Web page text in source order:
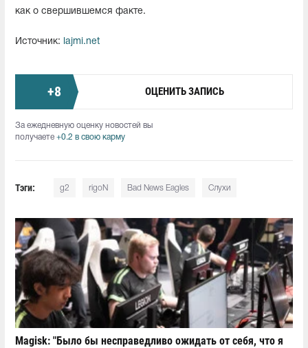
как о свершившемся факте.
Источник: lajmi.net
+8 ОЦЕНИТЬ ЗАПИСЬ
За ежедневную оценку новостей вы
получаете +0.2 в свою карму
Тэги: g2 rigoN Bad News Eagles Слухи
Magisk: "Было бы несправедливо ожидать от себя, что я